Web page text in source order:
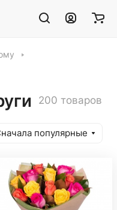
200 товаров
популярные